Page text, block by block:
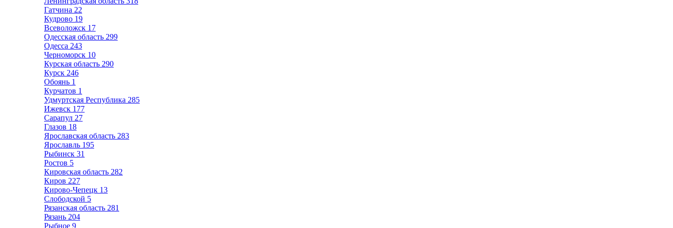
Гатчина 22
Кудрово 19
Всеволожск 17
Одесская область 299
Одесса 243
Черноморск 10
Курская область 290
Курск 246
Обоянь 1
Курчатов 1
Удмуртская Республика 285
Ижевск 177
Сарапул 27
Глазов 18
Ярославская область 283
Ярославль 195
Рыбинск 31
Ростов 5
Кировская область 282
Киров 227
Кирово-Чепецк 13
Слободской 5
Рязанская область 281
Рязань 204
Рыбное 9